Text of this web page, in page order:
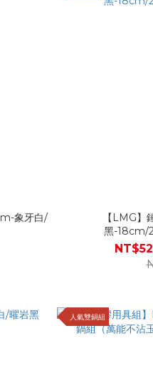
象牙白/
【LMG】
黑-18cm/
人氣雙鍋組